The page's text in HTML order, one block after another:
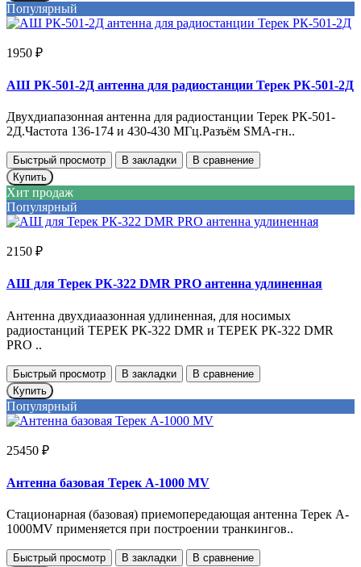
Популярный
1950 ₽
АШ РК-501-2Д антенна для радиостанции Терек РК-501-2Д
Двухдиапазонная антенна для радиостанции Терек РК-501-
2Д.Частота 136-174 и 430-430 МГц.Разъём SMA-гн..
Быстрый просмотр В закладки
В сравнение
Купить
Хит продаж
Популярный
2150 ₽
АШ для Терек РК-322 DMR PRO антенна удлиненная
Антенна двухдиаазонная удлиненная, для носимых
радиостанций ТЕРЕК РК-322 DMR и ТЕРЕК РК-322 DMR
PRO ..
Быстрый просмотр В закладки
В сравнение
Купить
Популярный
25450 ₽
Антенна базовая Терек А-1000 MV
Стационарная (базовая) приемопередающая антенна Терек A-
1000MV применяется при построении транкингов..
Быстрый просмотр В закладки
В сравнение